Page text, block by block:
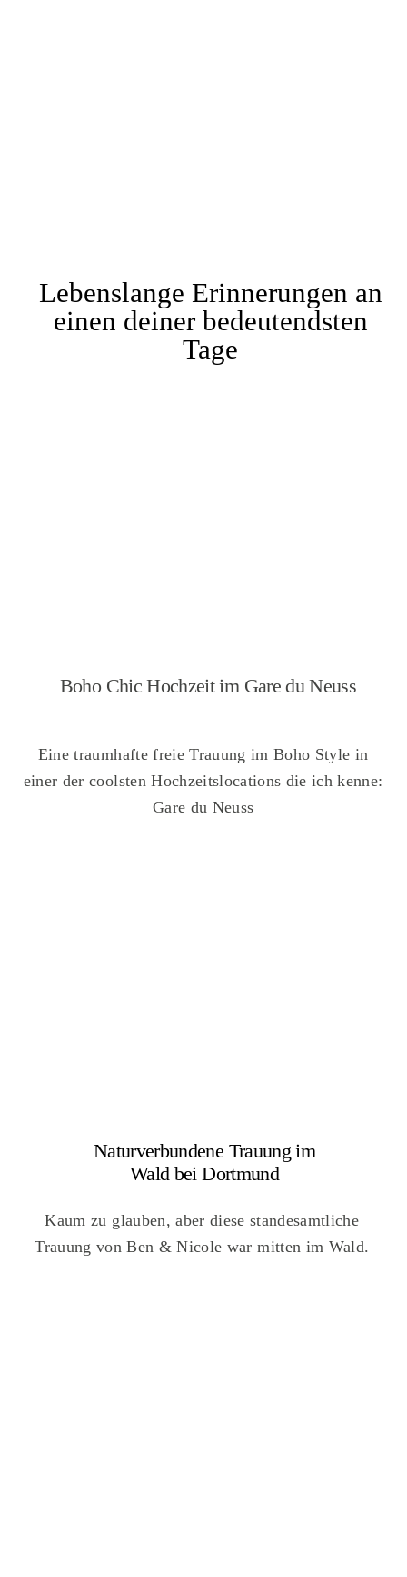
Lebenslange Erinnerungen an
einen deiner bedeutendsten
Tage
Boho Chic Hochzeit im Gare du Neuss
Naturverbundene Trauung im
Wald bei Dortmund
Eine traumhafte freie Trauung im Boho Style in
einer der coolsten Hochzeitslocations die ich kenne:
Gare du Neuss
Kaum zu glauben, aber diese standesamtliche
Trauung von Ben & Nicole war mitten im Wald.